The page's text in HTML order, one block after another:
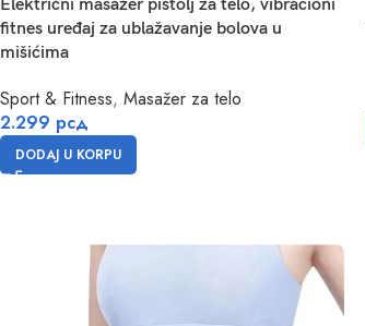
Električni masažer pištolj za telo, vibracioni
fitnes uređaj za ublažavanje bolova u
mišićima
Sport & Fitness, Masažer za telo
2.299 рсд
DODAJ U KORPU